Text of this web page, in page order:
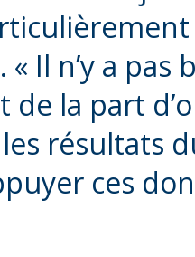
Il n’y a pas
de la part
résultats
ces